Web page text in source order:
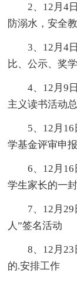
2、12月4日
防溺水，安全
3、12月4日
比、公示、奖
4、12月9日
主义读书活动
5、12月16
学基金评审申
6、12月16
学生家长的一
7、12月29
人”签名活动
8、12月23
的.安排工作